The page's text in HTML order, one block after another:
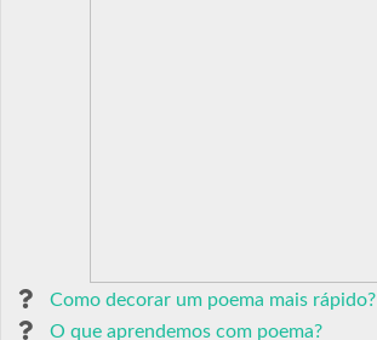
Como decorar um poema mais rápido?
O que aprendemos com poema?